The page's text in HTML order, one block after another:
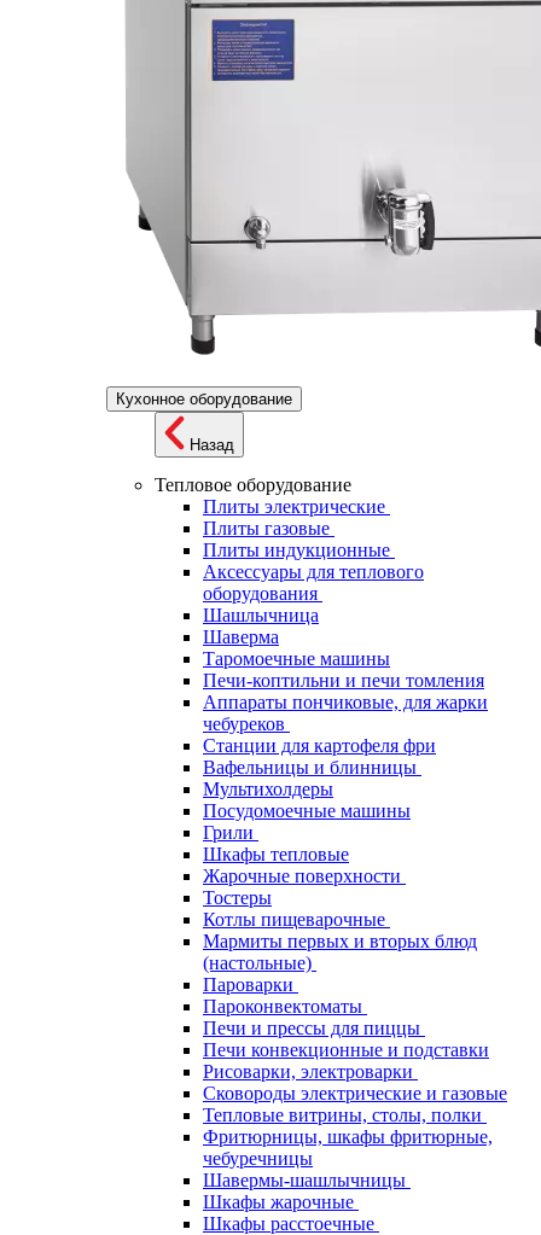
Кухонное оборудование
Назад
Тепловое оборудование
Плиты электрические
Плиты газовые
Плиты индукционные
Аксессуары для теплового
оборудования
Шашлычница
Шаверма
Таромоечные машины
Печи-коптильни и печи томления
Аппараты пончиковые, для жарки
чебуреков
Станции для картофеля фри
Вафельницы и блинницы
Мультихолдеры
Посудомоечные машины
Грили
Шкафы тепловые
Жарочные поверхности
Тостеры
Котлы пищеварочные
Мармиты первых и вторых блюд
(настольные)
Пароварки
Пароконвектоматы
Печи и прессы для пиццы
Печи конвекционные и подставки
Рисоварки, электроварки
Сковороды электрические и газовые
Тепловые витрины, столы, полки
Фритюрницы, шкафы фритюрные,
чебуречницы
Шавермы-шашлычницы
Шкафы жарочные
Шкафы расстоечные